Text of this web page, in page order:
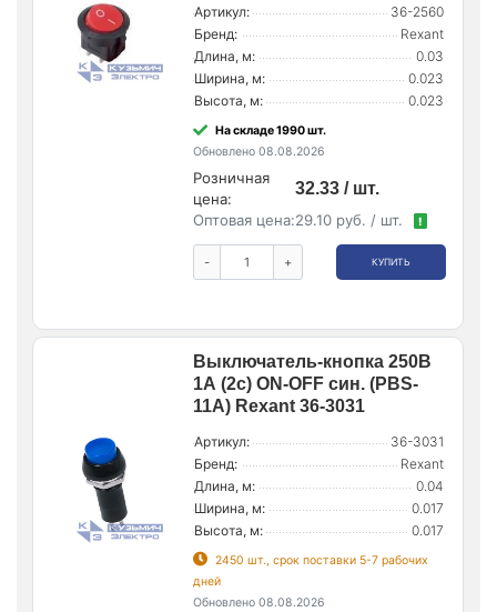
Артикул:
36-2560
Бренд:
Rexant
Длина, м:
0.03
Ширина, м:
0.023
Высота, м:
0.023
На складе 1990 шт.
Обновлено 08.08.2026
Розничная
цена:
32.33 / шт.
Оптовая цена:29.10 руб. / шт. !
- + КУПИТЬ
Выключатель-кнопка 250В
1А (2с) ON-OFF син. (PBS-
11А) Rexant 36-3031
Артикул:
36-3031
Бренд:
Rexant
Длина, м:
0.04
Ширина, м:
0.017
Высота, м:
0.017
2450 шт., срок поставки 5-7 рабочих
дней
Обновлено 08.08.2026